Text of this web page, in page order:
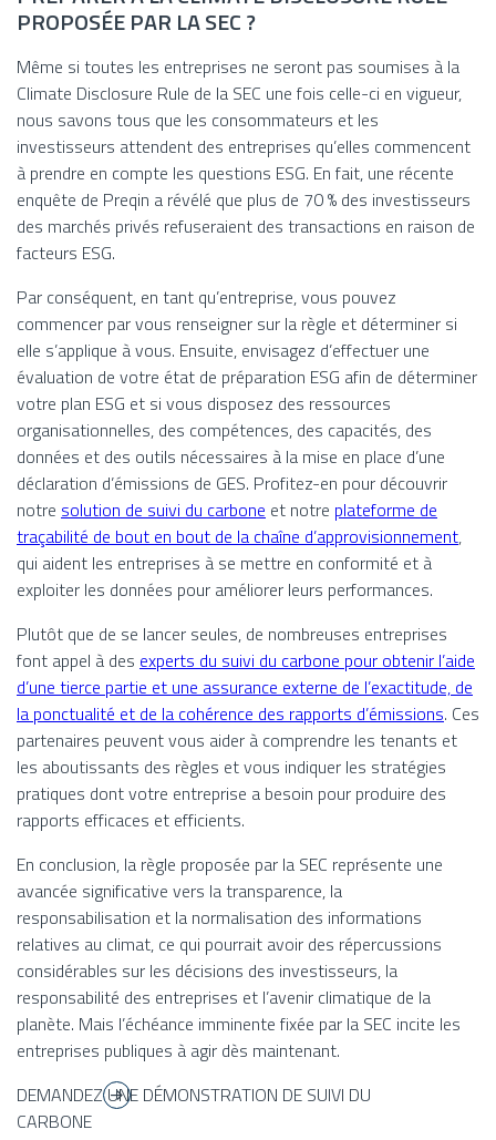
PROPOSÉE PAR LA SEC ?
Même si toutes les entreprises ne seront pas soumises à la
Climate Disclosure Rule de la SEC une fois celle-ci en vigueur,
nous savons tous que les consommateurs et les
investisseurs attendent des entreprises qu’elles commencent
à prendre en compte les questions ESG. En fait, une récente
enquête de Preqin a révélé que plus de 70 % des investisseurs
des marchés privés refuseraient des transactions en raison de
facteurs ESG.
Par conséquent, en tant qu’entreprise, vous pouvez
commencer par vous renseigner sur la règle et déterminer si
elle s’applique à vous. Ensuite, envisagez d’effectuer une
évaluation de votre état de préparation ESG afin de déterminer
votre plan ESG et si vous disposez des ressources
organisationnelles, des compétences, des capacités, des
données et des outils nécessaires à la mise en place d’une
déclaration d’émissions de GES. Profitez-en pour découvrir
notre solution de suivi du carbone et notre plateforme de
traçabilité de bout en bout de la chaîne d’approvisionnement,
qui aident les entreprises à se mettre en conformité et à
exploiter les données pour améliorer leurs performances.
Plutôt que de se lancer seules, de nombreuses entreprises
font appel à des experts du suivi du carbone pour obtenir l’aide
d’une tierce partie et une assurance externe de l’exactitude, de
la ponctualité et de la cohérence des rapports d’émissions. Ces
partenaires peuvent vous aider à comprendre les tenants et
les aboutissants des règles et vous indiquer les stratégies
pratiques dont votre entreprise a besoin pour produire des
rapports efficaces et efficients.
En conclusion, la règle proposée par la SEC représente une
avancée significative vers la transparence, la
responsabilisation et la normalisation des informations
relatives au climat, ce qui pourrait avoir des répercussions
considérables sur les décisions des investisseurs, la
responsabilité des entreprises et l’avenir climatique de la
planète. Mais l’échéance imminente fixée par la SEC incite les
entreprises publiques à agir dès maintenant.
DEMANDEZ UNE DÉMONSTRATION DE SUIVI DU
CARBONE